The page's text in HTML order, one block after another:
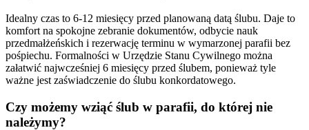
Idealny czas to 6-12 miesięcy przed planowaną datą ślubu. Daje to
komfort na spokojne zebranie dokumentów, odbycie nauk
przedmałżeńskich i rezerwację terminu w wymarzonej parafii bez
pośpiechu. Formalności w Urzędzie Stanu Cywilnego można
załatwić najwcześniej 6 miesięcy przed ślubem, ponieważ tyle
ważne jest zaświadczenie do ślubu konkordatowego.
Czy możemy wziąć ślub w parafii, do której nie
należymy?